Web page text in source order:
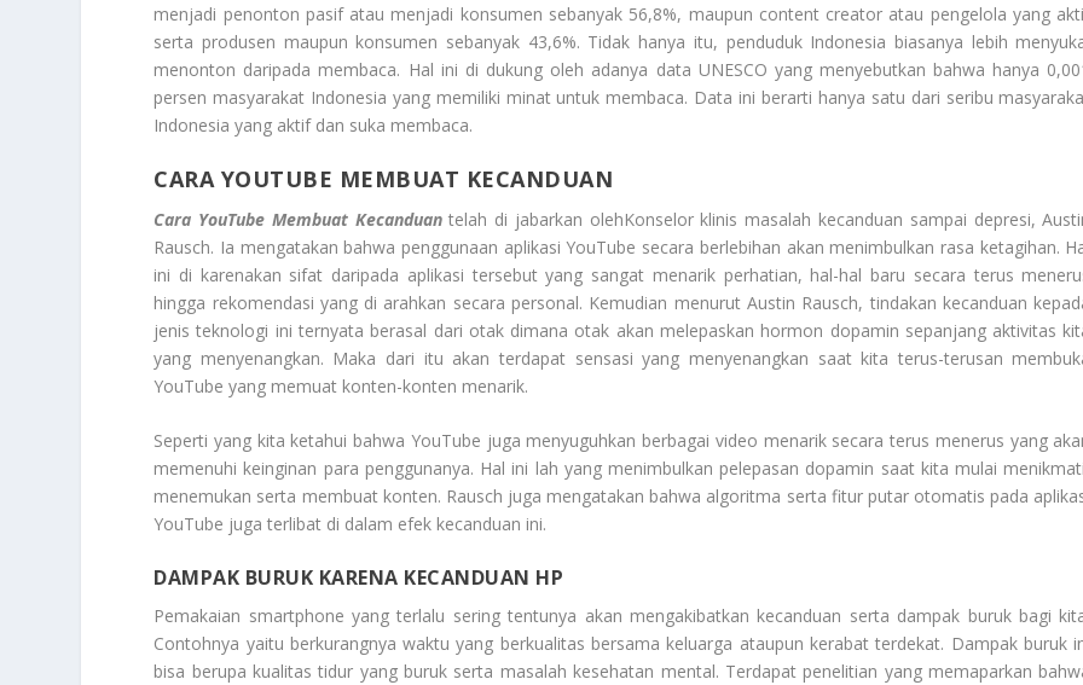
menjadi penonton pasif atau menjadi konsumen sebanyak 56,8%, maupun content creator atau pengelola yang
serta produsen maupun konsumen sebanyak 43,6%. Tidak hanya itu, penduduk Indonesia biasanya lebih
menonton daripada membaca. Hal ini di dukung oleh adanya data UNESCO yang menyebutkan bahwa hanya
persen masyarakat Indonesia yang memiliki minat untuk membaca. Data ini berarti hanya satu dari seribu
Indonesia yang aktif dan suka membaca.
CARA YOUTUBE MEMBUAT KECANDUAN
Cara YouTube Membuat Kecanduantelah di jabarkan olehKonselor klinis masalah kecanduan sampai depresi,
Rausch. Ia mengatakan bahwa penggunaan aplikasi YouTube secara berlebihan akan menimbulkan rasa ketagihan.
ini di karenakan sifat daripada aplikasi tersebut yang sangat menarik perhatian, hal-hal baru secara terus
hingga rekomendasi yang di arahkan secara personal. Kemudian menurut Austin Rausch, tindakan kecanduan
jenis teknologi ini ternyata berasal dari otak dimana otak akan melepaskan hormon dopamin sepanjang aktivitas
yang menyenangkan. Maka dari itu akan terdapat sensasi yang menyenangkan saat kita terus-terusan
YouTube yang memuat konten-konten menarik.
Seperti yang kita ketahui bahwa YouTube juga menyuguhkan berbagai video menarik secara terus menerus yang
memenuhi keinginan para penggunanya. Hal ini lah yang menimbulkan pelepasan dopamin saat kita mulai
menemukan serta membuat konten. Rausch juga mengatakan bahwa algoritma serta fitur putar otomatis pada
YouTube juga terlibat di dalam efek kecanduan ini.
DAMPAK BURUK KARENA KECANDUAN HP
Pemakaian smartphone yang terlalu sering tentunya akan mengakibatkan kecanduan serta dampak buruk bagi
Contohnya yaitu berkurangnya waktu yang berkualitas bersama keluarga ataupun kerabat terdekat. Dampak buruk
bisa berupa kualitas tidur yang buruk serta masalah kesehatan mental. Terdapat penelitian yang memaparkan